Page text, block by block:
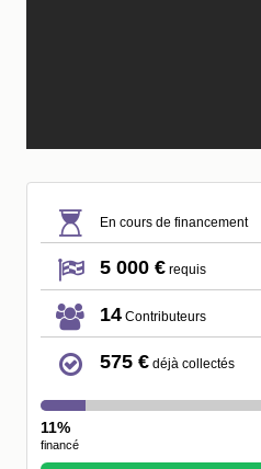
En cours de financement
5 000 € requis
14 Contributeurs
575 € déjà collectés
11%
financé